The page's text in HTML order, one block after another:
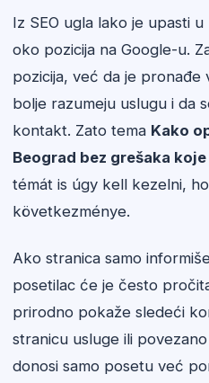
Iz SEO ugla lako je upasti
oko pozicija na Google-u.
pozicija, već da je pronađe
bolje razumeju uslugu i da
kontakt. Zato tema Kako
Beograd bez grešaka
témát is úgy kell kezelni,
következménye.
Ako stranica samo
posetilac će je često
prirodno pokaže sledeći
stranicu usluge ili
donosi samo posetu već